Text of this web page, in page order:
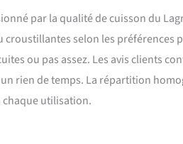
et fin de cuisson Boutons
amovible Puissance : 1200 W
par la qualité de cuisson du
selon les préférences
ou pas assez. Les avis clients
rien de temps. La répartition
utilisation.